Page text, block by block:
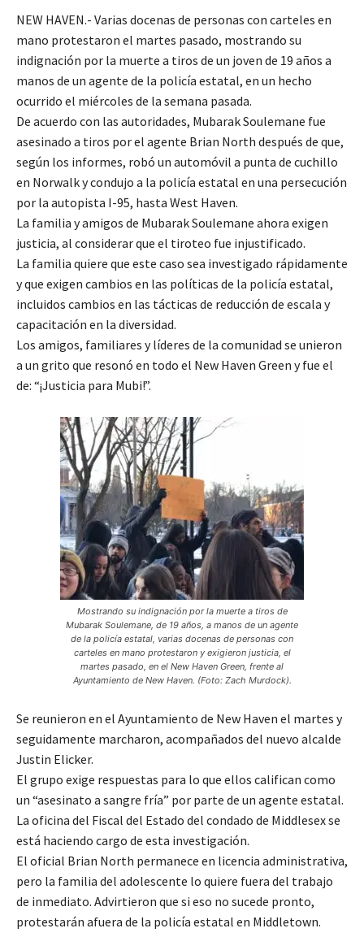
NEW HAVEN.- Varias docenas de personas con carteles en
mano protestaron el martes pasado, mostrando su
indignación por la muerte a tiros de un joven de 19 años a
manos de un agente de la policía estatal, en un hecho
ocurrido el miércoles de la semana pasada.
De acuerdo con las autoridades, Mubarak Soulemane fue
asesinado a tiros por el agente Brian North después de que,
según los informes, robó un automóvil a punta de cuchillo
en Norwalk y condujo a la policía estatal en una persecución
por la autopista I-95, hasta West Haven.
La familia y amigos de Mubarak Soulemane ahora exigen
justicia, al considerar que el tiroteo fue injustificado.
La familia quiere que este caso sea investigado rápidamente
y que exigen cambios en las políticas de la policía estatal,
incluidos cambios en las tácticas de reducción de escala y
capacitación en la diversidad.
Los amigos, familiares y líderes de la comunidad se unieron
a un grito que resonó en todo el New Haven Green y fue el
de: “¡Justicia para Mubi!”.
Mostrando su indignación por la muerte a tiros de
Mubarak Soulemane, de 19 años, a manos de un agente
de la policía estatal, varias docenas de personas con
carteles en mano protestaron y exigieron justicia, el
martes pasado, en el New Haven Green, frente al
Ayuntamiento de New Haven. (Foto: Zach Murdock).
Se reunieron en el Ayuntamiento de New Haven el martes y
seguidamente marcharon, acompañados del nuevo alcalde
Justin Elicker.
El grupo exige respuestas para lo que ellos califican como
un “asesinato a sangre fría” por parte de un agente estatal.
La oficina del Fiscal del Estado del condado de Middlesex se
está haciendo cargo de esta investigación.
El oficial Brian North permanece en licencia administrativa,
pero la familia del adolescente lo quiere fuera del trabajo
de inmediato. Advirtieron que si eso no sucede pronto,
protestarán afuera de la policía estatal en Middletown.